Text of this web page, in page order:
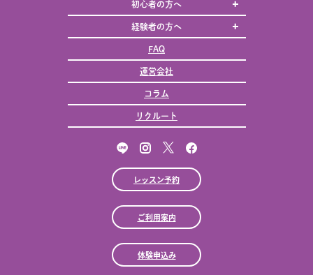
初心者の方へ
経験者の方へ
FAQ
運営会社
コラム
リクルート
レッスン予約
ご利用案内
体験申込み